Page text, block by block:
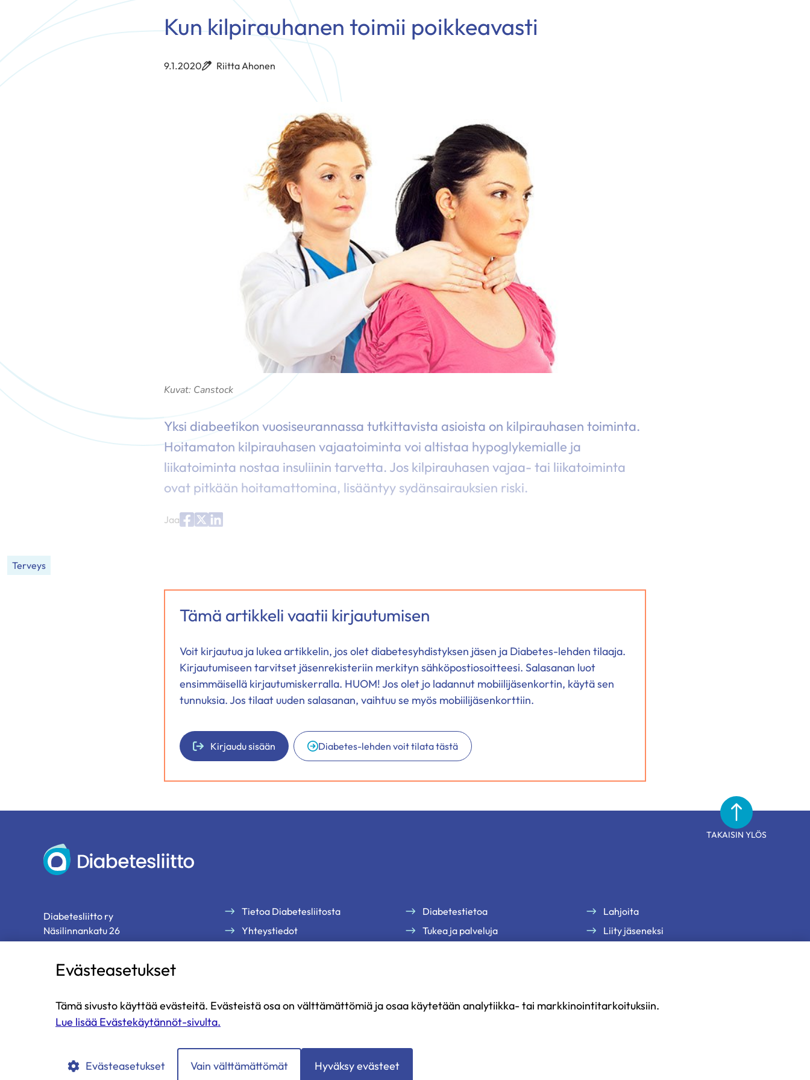
Kun kilpirauhanen toimii poikkeavasti
9.1.2020 Riitta Ahonen
Kuvat: Canstock
Yksi diabeetikon vuosiseurannassa tutkittavista asioista on kilpirauhasen toiminta.
Hoitamaton kilpirauhasen vajaatoiminta voi altistaa hypoglykemialle ja
liikatoiminta nostaa insuliinin tarvetta. Jos kilpirauhasen vajaa- tai liikatoiminta
ovat pitkään hoitamattomina, lisääntyy sydänsairauksien riski.
Jaa
Terveys
Tämä artikkeli vaatii kirjautumisen
Voit kirjautua ja lukea artikkelin, jos olet diabetesyhdistyksen jäsen ja Diabetes-lehden tilaaja.
Kirjautumiseen tarvitset jäsenrekisteriin merkityn sähköpostiosoitteesi. Salasanan luot
ensimmäisellä kirjautumiskerralla. HUOM! Jos olet jo ladannut mobiilijäsenkortin, käytä sen
tunnuksia. Jos tilaat uuden salasanan, vaihtuu se myös mobiilijäsenkorttiin.
Kirjaudu sisään Diabetes-lehden voit tilata tästä
TAKAISIN YLÖS
Diabetesliitto
Diabetesliitto ry
Näsilinnankatu 26
33200 Tampere
p. 03 2860 111 (ma-pe klo 9-13)
Tietoa Diabetesliitosta
Yhteystiedot
Diabetestietoa
Tukea ja palveluja
Yritysyhteistyö ja kumppanuus
Lahjoita
Liity jäseneksi
YouTubessa
Instagramissa
Facebookissa
Evästeasetukset
Tämä sivusto käyttää evästeitä. Evästeistä osa on välttämättömiä ja osaa käytetään analytiikka- tai markkinointitarkoituksiin.
Lue lisää Evästekäytännöt-sivulta.
Evästeasetukset Vain välttämättömät Hyväksy evästeet